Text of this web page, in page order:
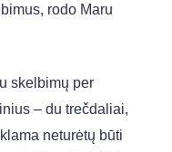
rodo Maru
skelbimų per
– du trečdaliai,
neturėtų būti